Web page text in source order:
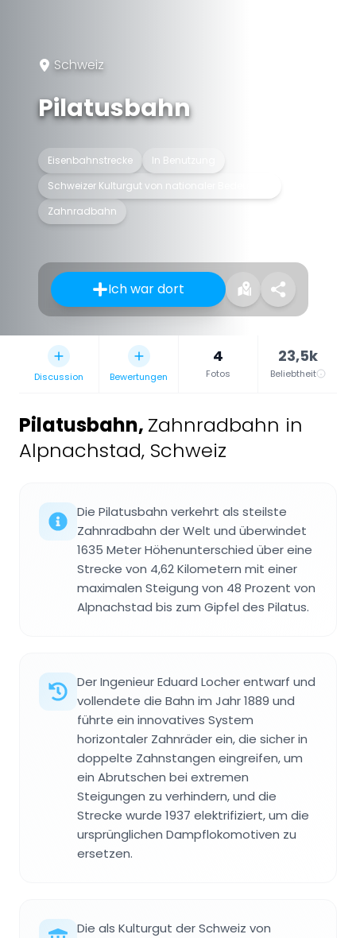
Schweiz
Pilatusbahn
Eisenbahnstrecke
In Benutzung
Schweizer Kulturgut von nationaler Bedeutung
Zahnradbahn
Ich war dort
Discussion Bewertungen
4
Fotos
23,5k
Beliebtheit
Pilatusbahn, Zahnradbahn in
Alpnachstad, Schweiz
Die Pilatusbahn verkehrt als steilste
Zahnradbahn der Welt und überwindet
1635 Meter Höhenunterschied über eine
Strecke von 4,62 Kilometern mit einer
maximalen Steigung von 48 Prozent von
Alpnachstad bis zum Gipfel des Pilatus.
Der Ingenieur Eduard Locher entwarf und
vollendete die Bahn im Jahr 1889 und
führte ein innovatives System
horizontaler Zahnräder ein, die sicher in
doppelte Zahnstangen eingreifen, um
ein Abrutschen bei extremen
Steigungen zu verhindern, und die
Strecke wurde 1937 elektrifiziert, um die
ursprünglichen Dampflokomotiven zu
ersetzen.
Die als Kulturgut der Schweiz von